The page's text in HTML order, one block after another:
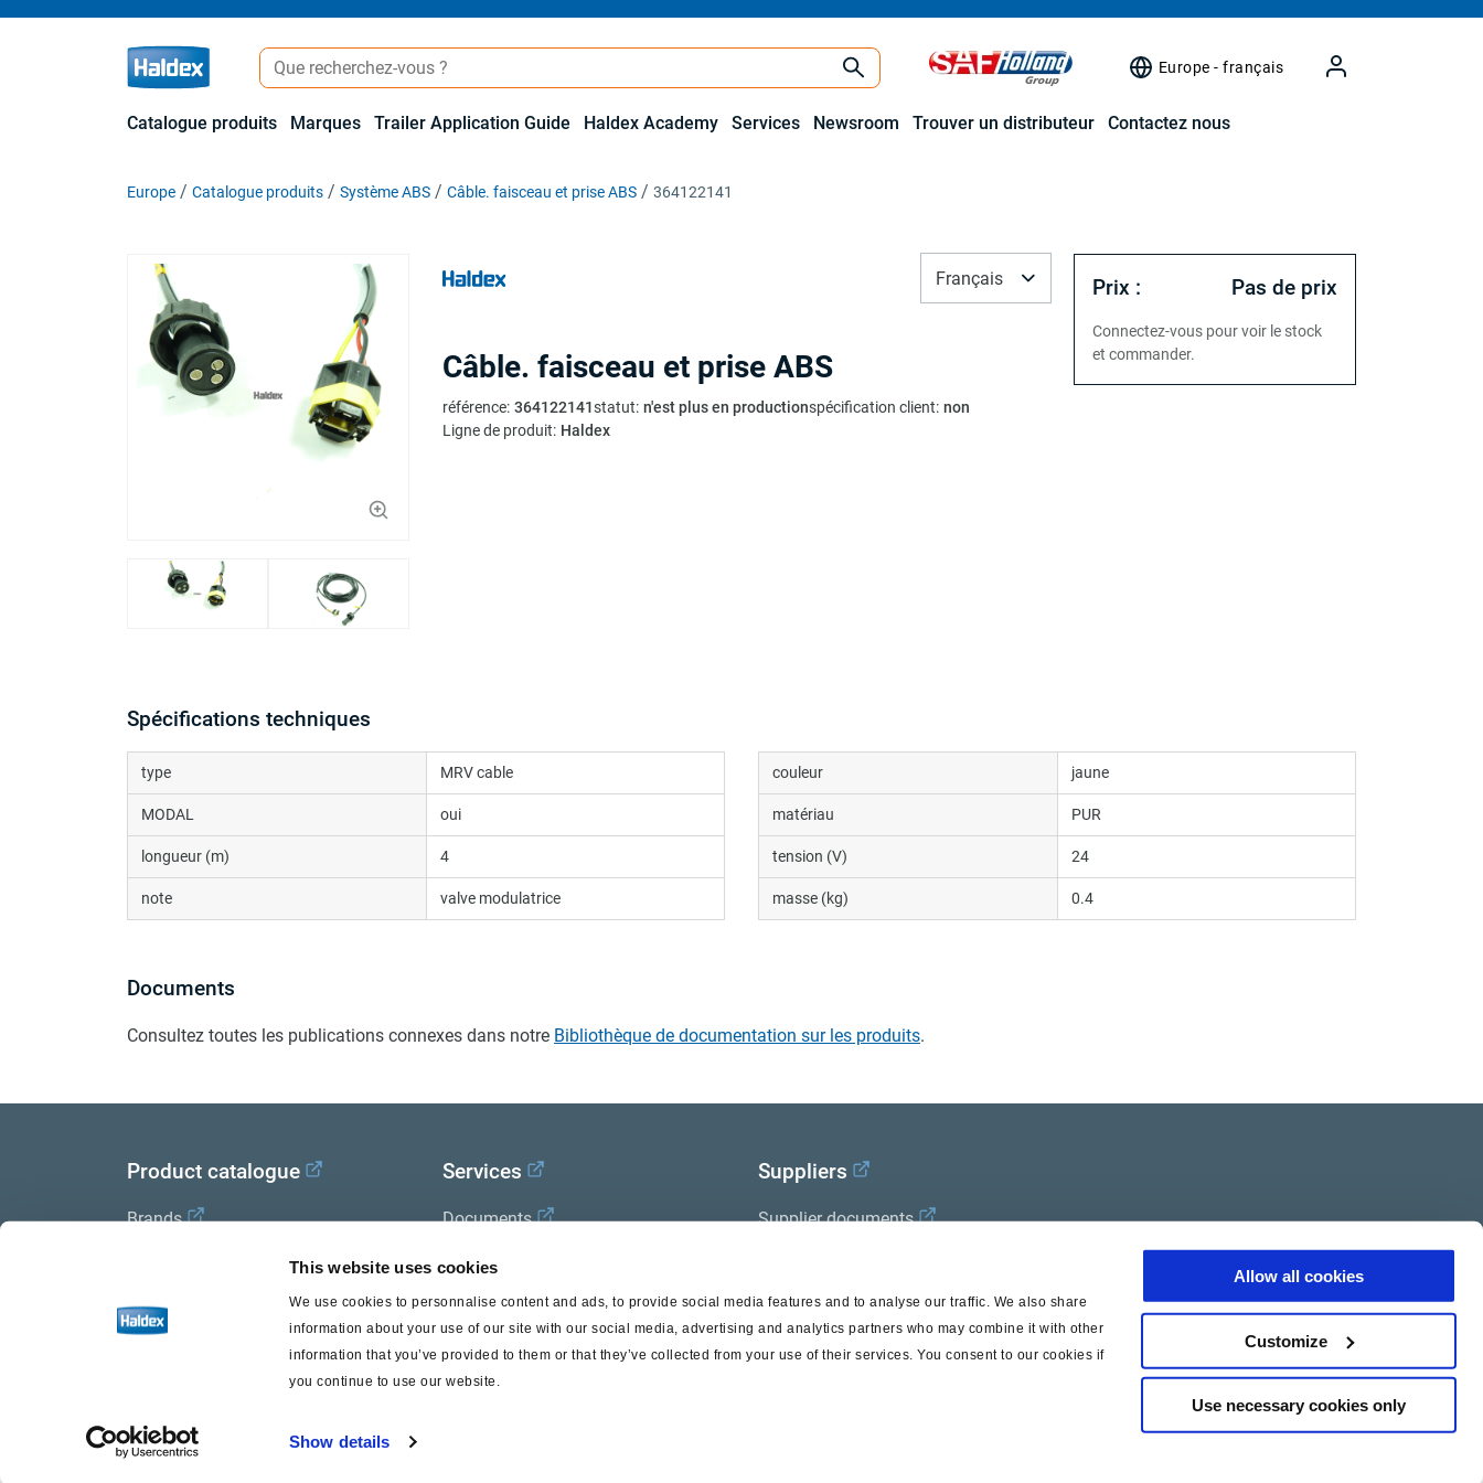
This website uses cookies
We use cookies to personnalise content and ads, to provide social media features and to analyse our traffic. We also share
information about your use of our site with our social media, advertising and analytics partners who may combine it with other
information that you’ve provided to them or that they’ve collected from your use of their services. You consent to our cookies if
you continue to use our website.
Show details
Allow all cookies
Customize
Use necessary cookies only
Europe - français
Catalogue produits Marques Trailer Application Guide Haldex Academy Services Newsroom Trouver un distributeur Contactez nous
Europe Catalogue produits Système ABS Câble. faisceau et prise ABS 364122141
Câble. faisceau et prise ABS
référence: 364122141statut: n'est plus en productionspécification client: non
Ligne de produit: Haldex
Français Prix : Pas de prix
Connectez-vous pour voir le stock
et commander.
Spécifications techniques
type MRV cable
MODAL oui
longueur (m) 4
note valve modulatrice
couleur jaune
matériau PUR
tension (V) 24
masse (kg) 0.4
Documents
Consultez toutes les publications connexes dans notre Bibliothèque de documentation sur les produits.
Product catalogue
Brands
Trailer Application Guide
General terms and conditions of
sale
Services
Documents
Haldex Academy
Suppliers
Supplier documents
Haldex a strong brand of